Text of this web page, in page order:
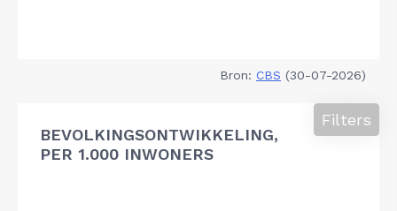
Bron: CBS (30-07-2026)
BEVOLKINGSONTWIKKELING,
PER 1.000 INWONERS
Filters